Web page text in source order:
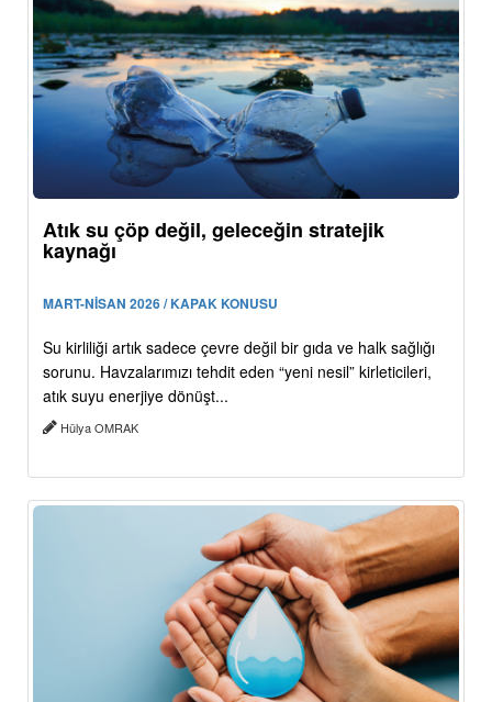
Atık su çöp değil, geleceğin stratejik
kaynağı
MART-NİSAN 2026 / KAPAK KONUSU
Su kirliliği artık sadece çevre değil bir gıda ve halk sağlığı
sorunu. Havzalarımızı tehdit eden “yeni nesil” kirleticileri,
atık suyu enerjiye dönüşt...
Hülya OMRAK